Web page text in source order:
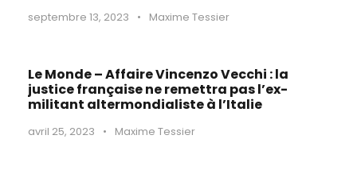
septembre 13, 2023 • Maxime Tessier
Le Monde – Affaire Vincenzo Vecchi : la
justice française ne remettra pas l’ex-
militant altermondialiste à l’Italie
avril 25, 2023 • Maxime Tessier